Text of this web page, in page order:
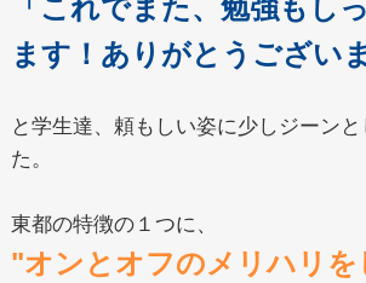
「これでまた、勉強もし
ます！ありがとうござい
と学生達、頼もしい姿に少しジーン
た。
東都の特徴の１つに、
"オンとオフのメリハリを